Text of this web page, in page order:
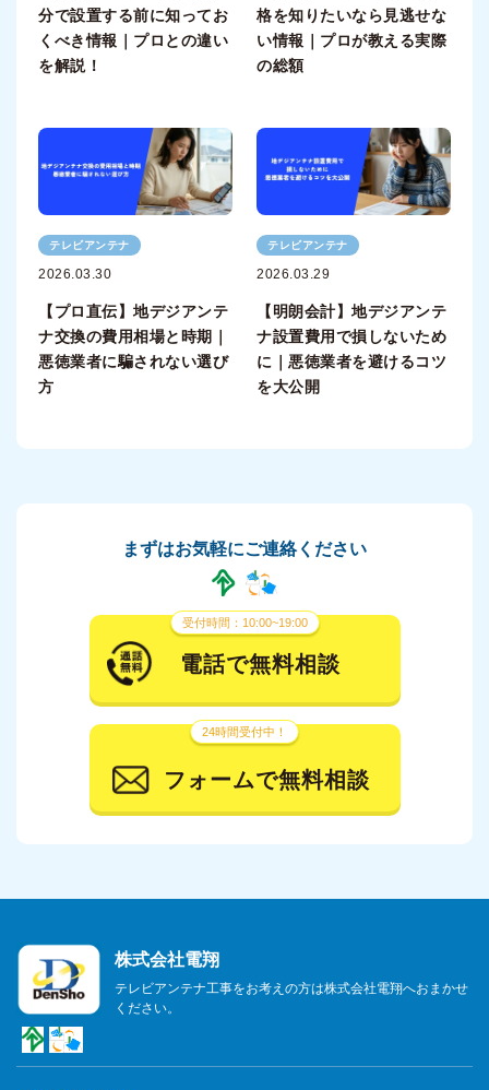
分で設置する前に知ってお
くべき情報｜プロとの違い
を解説！
格を知りたいなら見逃せな
い情報｜プロが教える実際
の総額
テレビアンテナ
2026.03.30
【プロ直伝】地デジアンテ
ナ交換の費用相場と時期｜
悪徳業者に騙されない選び
方
テレビアンテナ
2026.03.29
【明朗会計】地デジアンテ
ナ設置費用で損しないため
に｜悪徳業者を避けるコツ
を大公開
まずはお気軽にご連絡ください
受付時間：10:00~19:00
電話で無料相談
24時間受付中！
フォームで無料相談
株式会社電翔
テレビアンテナ工事をお考えの方は株式会社電翔へおまかせ
ください。